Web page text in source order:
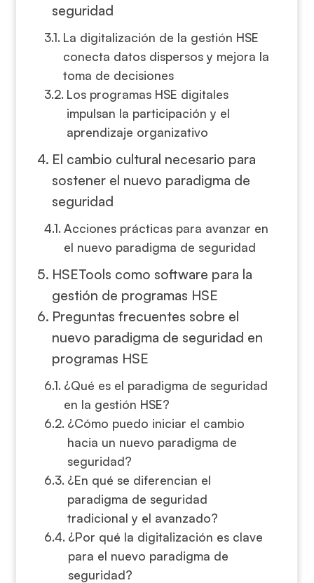
seguridad
La digitalización de la gestión HSE
conecta datos dispersos y mejora la
toma de decisiones
Los programas HSE digitales
impulsan la participación y el
aprendizaje organizativo
El cambio cultural necesario para
sostener el nuevo paradigma de
seguridad
Acciones prácticas para avanzar en
el nuevo paradigma de seguridad
HSETools como software para la
gestión de programas HSE
Preguntas frecuentes sobre el
nuevo paradigma de seguridad en
programas HSE
¿Qué es el paradigma de seguridad
en la gestión HSE?
¿Cómo puedo iniciar el cambio
hacia un nuevo paradigma de
seguridad?
¿En qué se diferencian el
paradigma de seguridad
tradicional y el avanzado?
¿Por qué la digitalización es clave
para el nuevo paradigma de
seguridad?